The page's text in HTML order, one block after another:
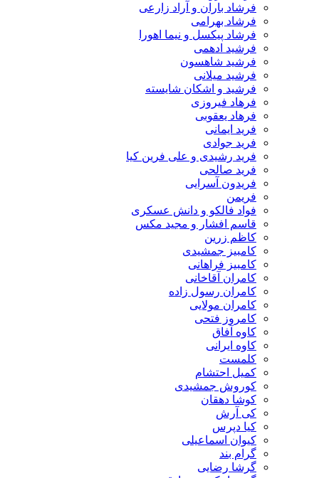
فرشاد باران و آراد زارعی
فرشاد بهرامی
فرشاد پیکسل و نیما اهورا
فرشید ادهمی
فرشید شاهسون
فرشید میلانی
فرشید و اشکان شایسته
فرهاد فیروزی
فرهاد یعقوبی
فرید ایمانی
فرید جوادی
فرید رشیدی و علی فرین کیا
فرید صالحی
فریدون آسرایی
فریمن
فواد فالکو و دانش عسکری
قاسم افشار و مجید مکس
کاظم زرین
کامبیز جمشیدی
کامبیز فراهانی
کامران آقاخانی
کامران رسول زاده
کامران مولایی
کامروز فتحی
کاوه آفاق
کاوه ایرانی
کلمست
کمیل احتشام
کوروش جمشیدی
کوشا دهقان
کی آرش
کیا دپرس
کیوان اسماعیلی
گرام بند
گرشا رضایی